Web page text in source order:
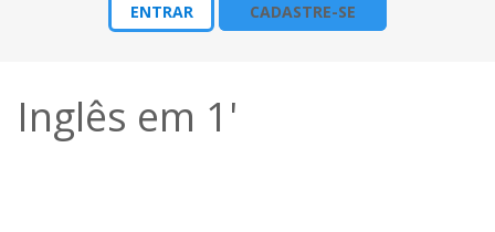
ENTRAR CADASTRE-SE
Inglês em 1'